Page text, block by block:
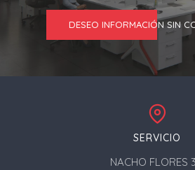
DESEO INFORMACIÓN SIN
SERVICIO
NACHO FLORES